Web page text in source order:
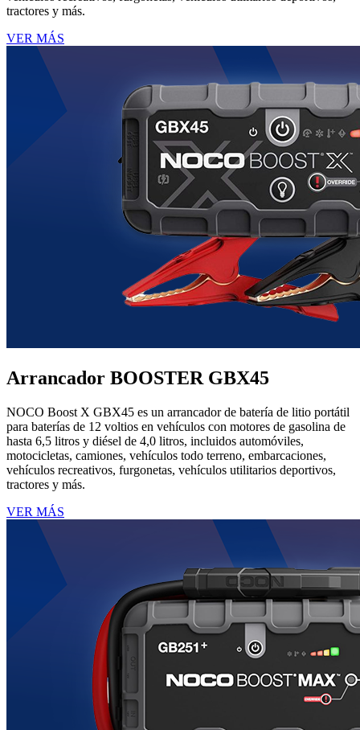
tractores y más.
VER MÁS
Arrancador BOOSTER GBX45
NOCO Boost X GBX45 es un arrancador de batería de litio portátil
para baterías de 12 voltios en vehículos con motores de gasolina de
hasta 6,5 ​​litros y diésel de 4,0 litros, incluidos automóviles,
motocicletas, camiones, vehículos todo terreno, embarcaciones,
vehículos recreativos, furgonetas, vehículos utilitarios deportivos,
tractores y más.
VER MÁS